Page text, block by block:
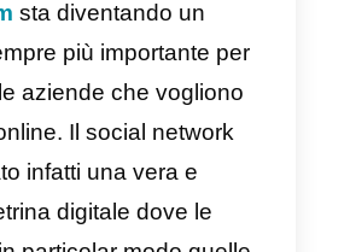
funziona
che modo e’
sul
sito